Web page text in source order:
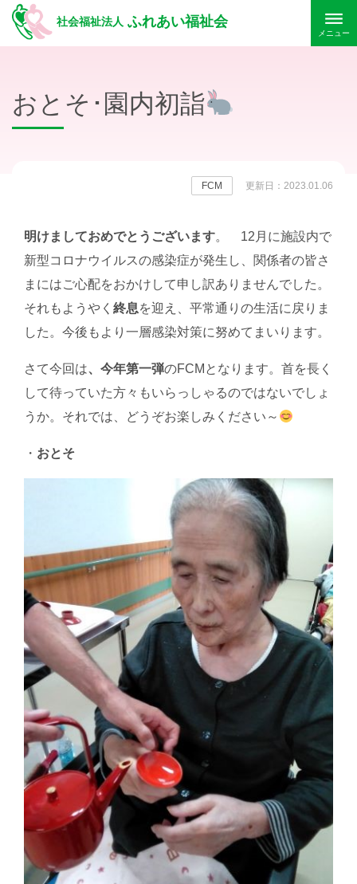
社会福祉法人 ふれあい福祉会
メニュー
おとそ･園内初詣
FCM 更新日：2023.01.06
明けましておめでとうございます。 12月に施設内で
新型コロナウイルスの感染症が発生し、関係者の皆さ
まにはご心配をおかけして申し訳ありませんでした。
それもようやく 終息を迎え、平常通りの生活に戻りま
した。今後もより一層感染対策に努めてまいります。
さて今回は、今年第一弾のFCMとなります。首を長く
して待っていた方々もいらっしゃるのではないでしょ
うか。それでは、どうぞお楽しみください～
・ おとそ